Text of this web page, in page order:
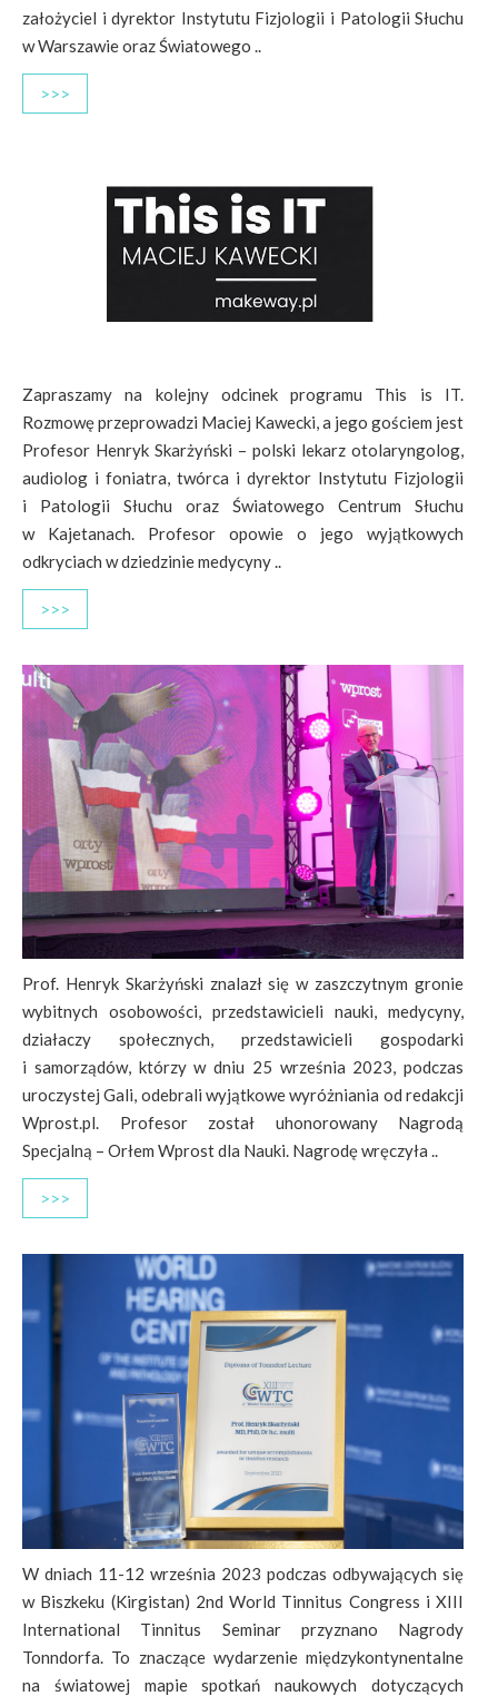
założyciel i dyrektor Instytutu Fizjologii i Patologii Słuchu
w Warszawie oraz Światowego ..
>>>
Zapraszamy na kolejny odcinek programu This is IT.
Rozmowę przeprowadzi Maciej Kawecki, a jego gościem jest
Profesor Henryk Skarżyński – polski lekarz otolaryngolog,
audiolog i foniatra, twórca i dyrektor Instytutu Fizjologii
i Patologii Słuchu oraz Światowego Centrum Słuchu
w Kajetanach. Profesor opowie o jego wyjątkowych
odkryciach w dziedzinie medycyny ..
>>>
Prof. Henryk Skarżyński znalazł się w zaszczytnym gronie
wybitnych osobowości, przedstawicieli nauki, medycyny,
działaczy społecznych, przedstawicieli gospodarki
i samorządów, którzy w dniu 25 września 2023, podczas
uroczystej Gali, odebrali wyjątkowe wyróżniania od redakcji
Wprost.pl. Profesor został uhonorowany Nagrodą
Specjalną – Orłem Wprost dla Nauki. Nagrodę wręczyła ..
>>>
W dniach 11-12 września 2023 podczas odbywających się
w Biszkeku (Kirgistan) 2nd World Tinnitus Congress i XIII
International Tinnitus Seminar przyznano Nagrody
Tonndorfa. To znaczące wydarzenie międzykontynentalne
na światowej mapie spotkań naukowych dotyczących